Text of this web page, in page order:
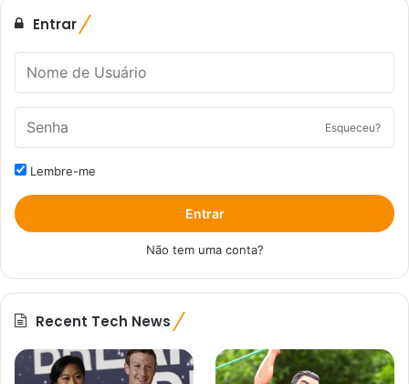
Entrar
Esqueceu?
Lembre-me
Entrar
Não tem uma conta?
Recent Tech News